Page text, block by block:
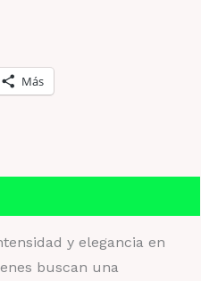
Más
y elegancia en
buscan una